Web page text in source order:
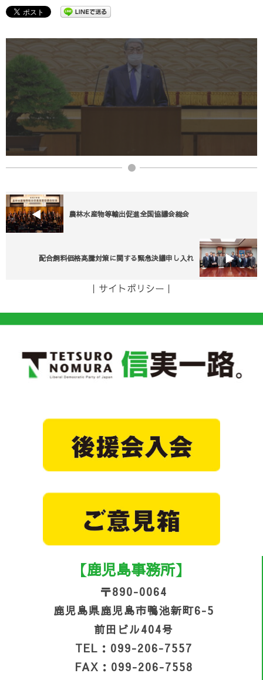
農林水産物等輸出促進全国協議会総会
配合飼料価格高騰対策に関する緊急決議申し入れ
｜ サイトポリシー ｜
【鹿児島事務所】
〒890-0064
鹿児島県鹿児島市鴨池新町6-5
前田ビル404号
TEL：099-206-7557
FAX：099-206-7558